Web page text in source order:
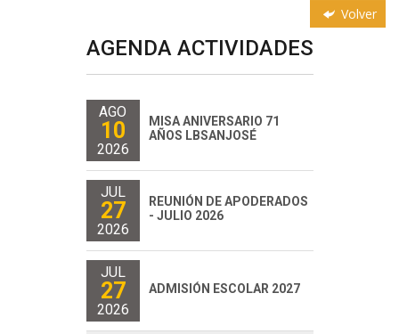
Volver
AGENDA ACTIVIDADES
AGO
10
2026
MISA ANIVERSARIO 71
AÑOS LBSANJOSÉ
JUL
27
2026
REUNIÓN DE APODERADOS
- JULIO 2026
JUL
27
2026
ADMISIÓN ESCOLAR 2027